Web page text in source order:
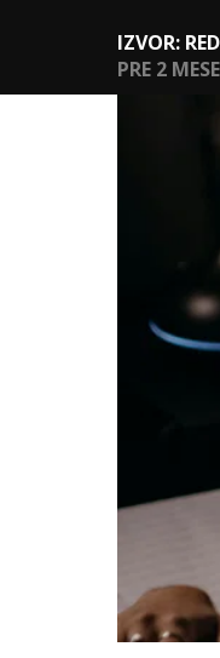
IZVOR:
PRE 2